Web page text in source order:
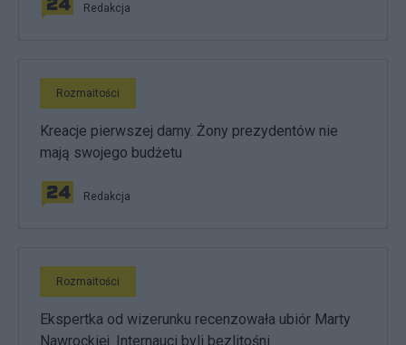
Redakcja
Rozmaitości
Kreacje pierwszej damy. Żony prezydentów nie
mają swojego budżetu
Redakcja
Rozmaitości
Ekspertka od wizerunku recenzowała ubiór Marty
Nawrockiej. Internauci byli bezlitośni